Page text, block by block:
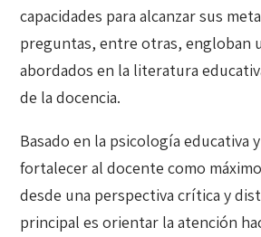
capacidades para alcanzar sus
preguntas, entre otras, engloban
abordados en la literatura
de la docencia.
Basado en la psicología
fortalecer al docente como
desde una perspectiva crítica y
principal es orientar la atención